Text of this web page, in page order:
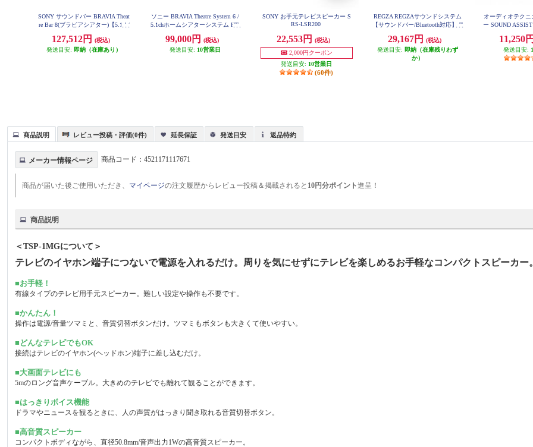
SONY サウンドバー BRAVIA Theat
re Bar 8(ブラビアシアター)【5.1ch/
ト/Bluetooth/リモコン/ブラック】
HT-A8000
127,512円
(税込)
発送目安: 即納（在庫あり）
ソニー BRAVIA Theatre System 6 /
5.1chホームシアターシステム HT-
99,000円
(税込)
発送目安: 10営業日
SONY お手元テレビスピーカー S
RS-LSR200
22,553円
(税込)
2,000円クーポン
発送目安: 10営業日
(60件)
REGZA REGZAサウンドシステム
【サウンドバー/Bluetooth対応】 T
29,167円
(税込)
発送目安: 即納（在庫残りわず
か）
オーディオテク
ー SOUND
11,250
発送目安:
商品説明 レビュー投稿・評価(0件) 延長保証 発送目安 返品特約
メーカー情報ページ 商品コード：4521171117671
商品が届いた後ご使用いただき、 マイページの注文履歴からレビュー投稿＆掲載されると 10円分ポイント進呈！
商品説明
＜TSP-1MGについて＞
テレビのイヤホン端子につないで電源を入れるだけ。周りを気にせずにテレビを楽しめるお手軽なコンパクトスピーカー
■お手軽！
有線タイプのテレビ用手元スピーカー。難しい設定や操作も不要です。
■かんたん！
操作は電源/音量ツマミと、音質切替ボタンだけ。ツマミもボタンも大きくて使いやすい。
■どんなテレビでもOK
接続はテレビのイヤホン(ヘッドホン)端子に差し込むだけ。
■大画面テレビにも
5mのロング音声ケーブル。大きめのテレビでも離れて観ることができます。
■はっきりボイス機能
ドラマやニュースを観るときに、人の声質がはっきり聞き取れる音質切替ボタン。
■高音質スピーカー
コンパクトボディながら、直径50.8mm/音声出力1Wの高音質スピーカー。